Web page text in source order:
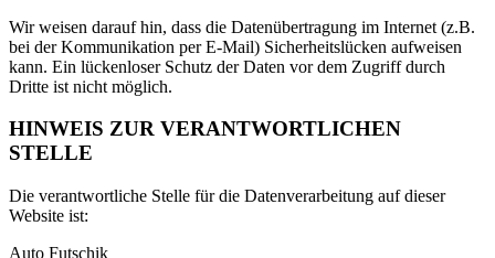
Wir weisen darauf hin, dass die Datenübertragung im Internet (z.B.
bei der Kommunikation per E-Mail) Sicherheitslücken aufweisen
kann. Ein lückenloser Schutz der Daten vor dem Zugriff durch
Dritte ist nicht möglich.
HINWEIS ZUR VERANTWORTLICHEN
STELLE
Die verantwortliche Stelle für die Datenverarbeitung auf dieser
Website ist:
Auto Futschik